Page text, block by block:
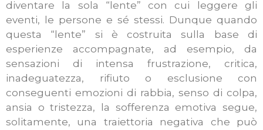
diventare la sola “lente” con cui leggere gli
eventi, le persone e sé stessi. Dunque quando
questa “lente” si è costruita sulla base di
esperienze accompagnate, ad esempio, da
sensazioni di intensa frustrazione, critica,
inadeguatezza, rifiuto o esclusione con
conseguenti emozioni di rabbia, senso di colpa,
ansia o tristezza, la sofferenza emotiva segue,
solitamente, una traiettoria negativa che può